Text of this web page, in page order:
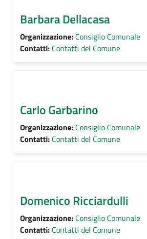
Barbara Dellacasa
Organizzazione: Consiglio Comunale
Contatti: Contatti del Comune
Carlo Garbarino
Organizzazione: Consiglio Comunale
Contatti: Contatti del Comune
Domenico Ricciardulli
Organizzazione: Consiglio Comunale
Contatti: Contatti del Comune